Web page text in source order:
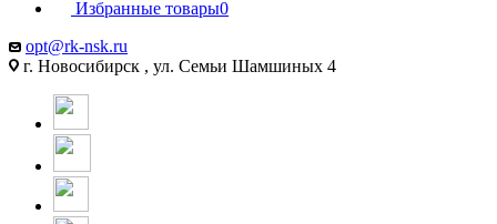
Избранные товары0
opt@rk-nsk.ru
г. Новосибирск , ул. Семьи Шамшиных 4